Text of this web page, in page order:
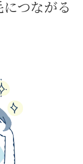
践ポイントま
基本と取り入
の選び方を解
々の工夫に活
つながる